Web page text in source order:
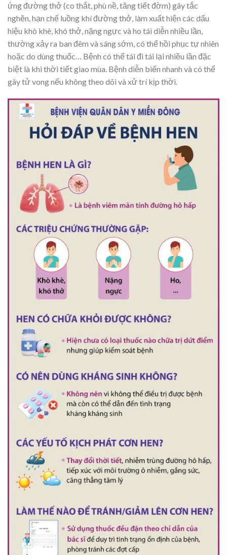
ứng đường thở (co thắt, phù nề, tăng tiết đờm) gây tắc
nghẽn, hạn chế luồng khí đường thở, làm xuất hiện các dấu
hiệu khò khè, khó thở, nặng ngực và ho tái diễn nhiều lần,
thường xảy ra ban đêm và sáng sớm, có thể hồi phục tự nhiên
hoặc do dùng thuốc… Bệnh có thể tái đi tái lại nhiều lần đặc
biệt là khi thời tiết giao mùa. Bệnh diễn biến nhanh và có thể
gây tử vong nếu không theo dõi và xử trí kịp thời.